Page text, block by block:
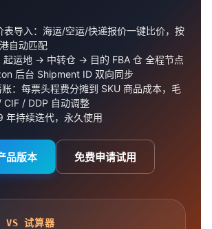
表导入：海运/空运/快递报价一键比价，按
自动匹配
起运地 → 中转仓 → 目的 FBA 仓 全程节点
后台 Shipment ID 双向同步
：每票头程费分摊到 SKU 商品成本，毛
CIF / DDP 自动调整
年持续迭代，永久使用
品版本 免费申请试用
VS 试算器